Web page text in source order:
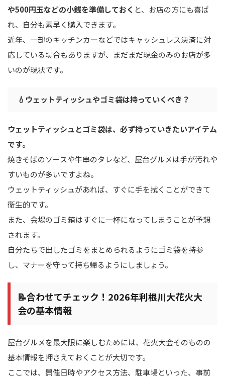
や500円玉などの小銭を準備しておく と、お店の方にも喜ば
れ、自分も素早く購入できます。
近年、一部のキッチンカーなどではキャッシュレス決済に対
応している場合もありますが、まだまだ現金のみのお店が多
いのが現状です。
💧ウェットティッシュやゴミ袋は持っていくべき？
ウェットティッシュとゴミ袋は、必ず持っていきたいアイテム
です。
焼きそばのソースや牛串のタレなど、屋台グルメは手が汚れや
すいものが多いですよね。
ウェットティッシュがあれば、すぐに手を拭くことができて
衛生的です。
また、会場のゴミ箱はすぐに一杯になってしまうことが予想
されます。
自分たちで出したゴミをまとめられるようにゴミ袋を持参
し、マナーを守って持ち帰るようにしましょう。
📝合わせてチェック！2026年利根川大花火大
会の基本情報
屋台グルメを最大限に楽しむためには、花火大会そのものの
基本情報を押さえておくことが大切です。
ここでは、開催日時やアクセス方法、駐車場といった、事前